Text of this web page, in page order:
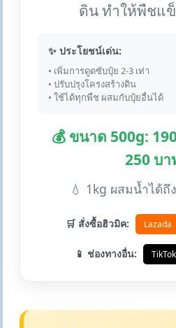
ดิน ทำให้พืชแ
✨ ประโยชน์เด่น:
• เพิ่มการดูดซับปุ๋ย 2-3 เท่า
• ปรับปรุงโครงสร้างดิน
• ใช้ได้ทุกพืช ผสมกับปุ๋ยอื่นได้
💰 ขนาด 500g:
250 บา
💧 1kg ผสมน้ำได้ถึ
🛒 สั่งซื้อฮิวมิค: Lazada
📱 ช่องทางอื่น: TikTok